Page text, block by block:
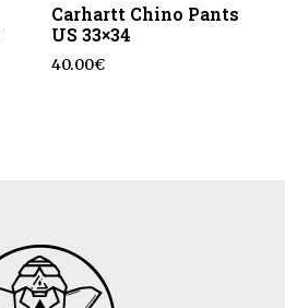
Carhartt Chino Pants
US 33×34
40.00€